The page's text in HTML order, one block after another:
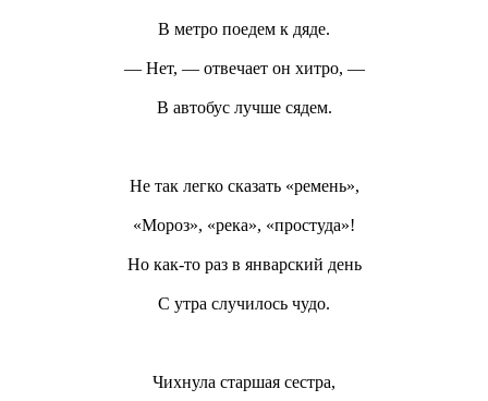
В метро поедем к дяде.
— Нет, — отвечает он хитро, —
В автобус лучше сядем.
Не так легко сказать «ремень»,
«Мороз», «река», «простуда»!
Но как-то раз в январский день
С утра случилось чудо.
Чихнула старшая сестра,